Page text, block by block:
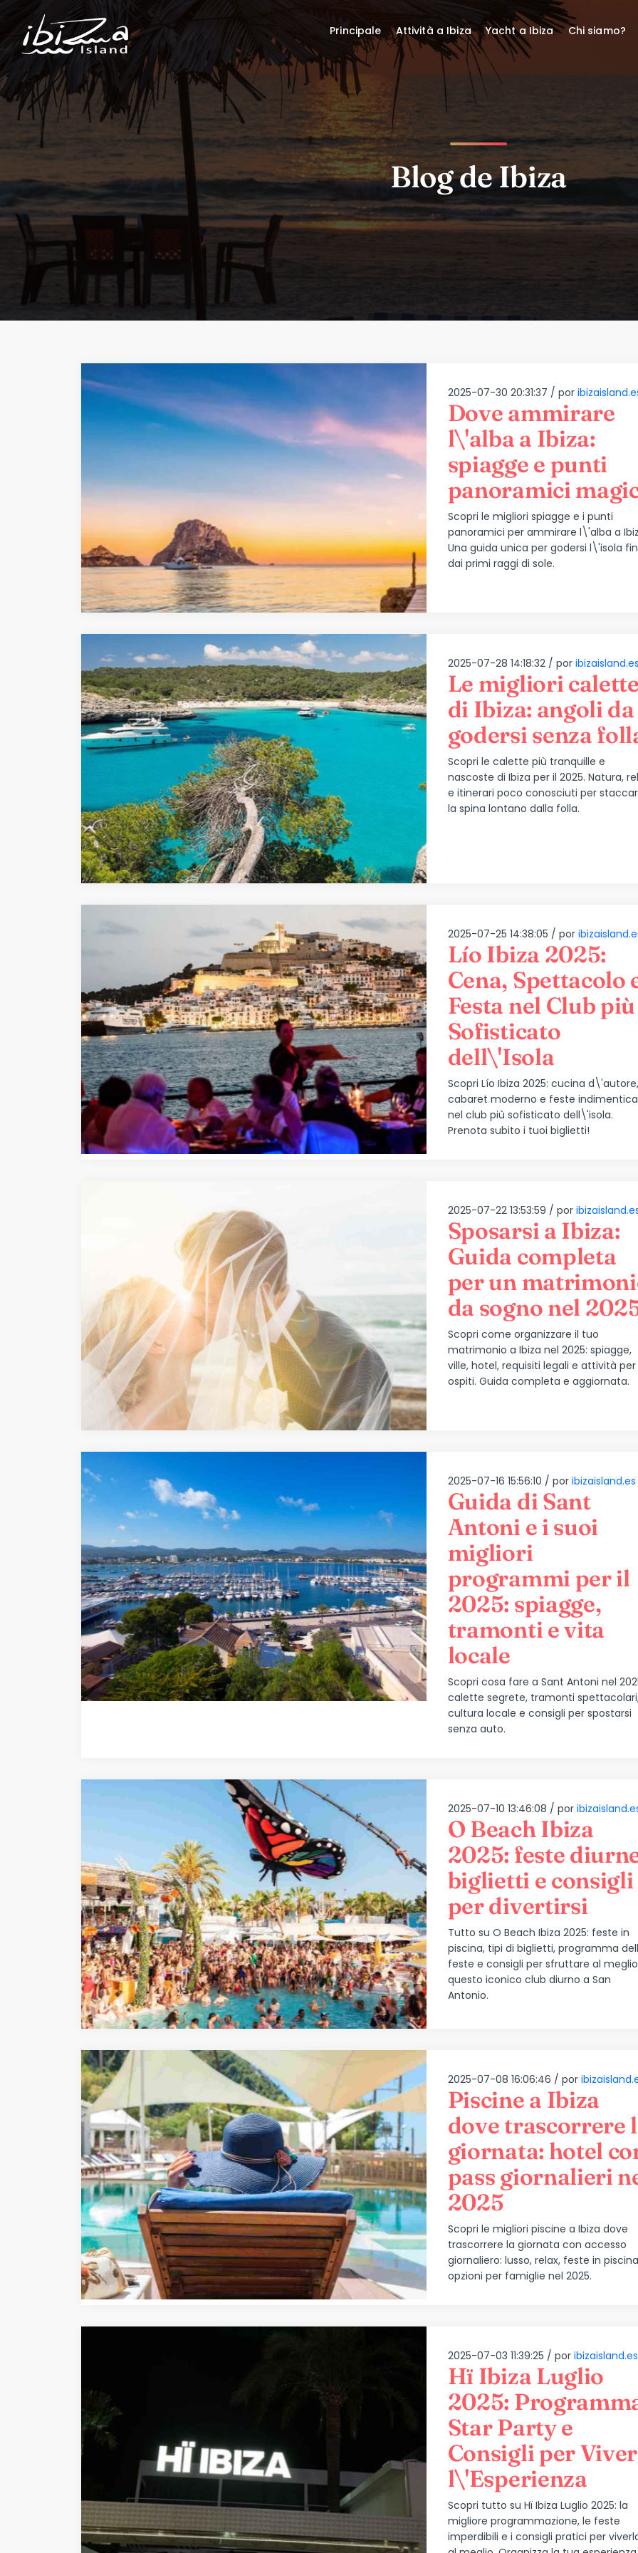
Blog de Ibiza
2025-07-30 20:31:37 / por
Dove ammirare
l\'alba a Ibiza:
spiagge e punti
panoramici
Scopri le migliori spiagge e i punti
panoramici per ammirare l\'alba a
Una guida unica per godersi l\'isola fin
dai primi raggi di sole.
2025-07-28 14:18:32 / por ibizaisland.es
Le migliori calette
di Ibiza: angoli da
godersi senza
Scopri le calette più tranquille e
nascoste di Ibiza per il 2025. Natura,
e itinerari poco conosciuti per
la spina lontano dalla folla.
2025-07-25 14:38:05 / por
Lío Ibiza 2025:
Cena, Spettacolo
Festa nel Club più
Sofisticato
dell\'Isola
Scopri Lío Ibiza 2025: cucina d\'autore,
cabaret moderno e feste
nel club più sofisticato dell\'isola.
Prenota subito i tuoi biglietti!
2025-07-22 13:53:59 / por
Sposarsi a Ibiza:
Guida completa
per un
da sogno nel
Scopri come organizzare il tuo
matrimonio a Ibiza nel 2025: spiagge,
ville, hotel, requisiti legali e attività per
ospiti. Guida completa e aggiornata.
2025-07-16 15:56:10 / por ibizaisland.es
Guida di Sant
Antoni e i suoi
migliori
programmi per il
2025: spiagge,
tramonti e vita
locale
Scopri cosa fare a Sant Antoni nel
calette segrete, tramonti
cultura locale e consigli per spostarsi
senza auto.
2025-07-10 13:46:08 / por
O Beach Ibiza
2025: feste
biglietti e consigli
per divertirsi
Tutto su O Beach Ibiza 2025: feste in
piscina, tipi di biglietti, programma
feste e consigli per sfruttare al meglio
questo iconico club diurno a San
Antonio.
2025-07-08 16:06:46 / por
Piscine a Ibiza
dove trascorrere
giornata: hotel
pass giornalieri
2025
Scopri le migliori piscine a Ibiza dove
trascorrere la giornata con accesso
giornaliero: lusso, relax, feste in
opzioni per famiglie nel 2025.
2025-07-03 11:39:25 / por ibizaisland.es
Hï Ibiza Luglio
2025:
Star Party e
Consigli per
l\'Esperienza
Scopri tutto su Hï Ibiza Luglio 2025: la
migliore programmazione, le feste
imperdibili e i consigli pratici per
Principale Attività a Ibiza Yacht a Ibiza Chi siamo?